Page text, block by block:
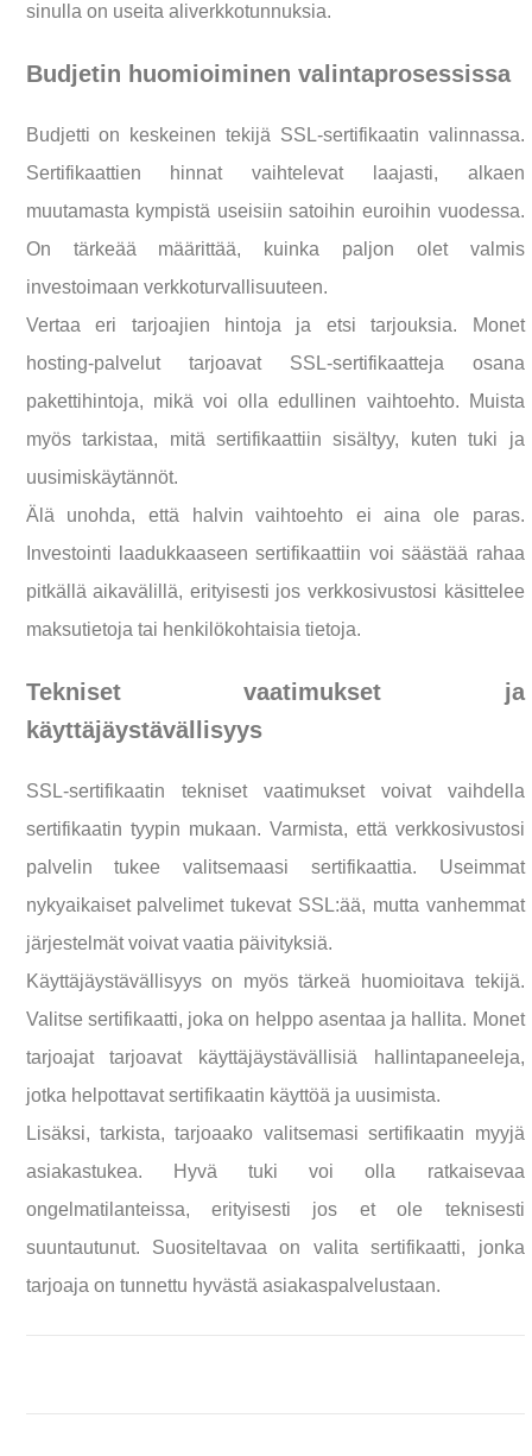
sinulla on useita aliverkkotunnuksia.
Budjetin huomioiminen valintaprosessissa
Budjetti on keskeinen tekijä SSL-sertifikaatin valinnassa.
Sertifikaattien hinnat vaihtelevat laajasti, alkaen
muutamasta kympistä useisiin satoihin euroihin vuodessa.
On tärkeää määrittää, kuinka paljon olet valmis
investoimaan verkkoturvallisuuteen.
Vertaa eri tarjoajien hintoja ja etsi tarjouksia. Monet
hosting-palvelut tarjoavat SSL-sertifikaatteja osana
pakettihintoja, mikä voi olla edullinen vaihtoehto. Muista
myös tarkistaa, mitä sertifikaattiin sisältyy, kuten tuki ja
uusimiskäytännöt.
Älä unohda, että halvin vaihtoehto ei aina ole paras.
Investointi laadukkaaseen sertifikaattiin voi säästää rahaa
pitkällä aikavälillä, erityisesti jos verkkosivustosi käsittelee
maksutietoja tai henkilökohtaisia tietoja.
Tekniset vaatimukset ja
käyttäjäystävällisyys
SSL-sertifikaatin tekniset vaatimukset voivat vaihdella
sertifikaatin tyypin mukaan. Varmista, että verkkosivustosi
palvelin tukee valitsemaasi sertifikaattia. Useimmat
nykyaikaiset palvelimet tukevat SSL:ää, mutta vanhemmat
järjestelmät voivat vaatia päivityksiä.
Käyttäjäystävällisyys on myös tärkeä huomioitava tekijä.
Valitse sertifikaatti, joka on helppo asentaa ja hallita. Monet
tarjoajat tarjoavat käyttäjäystävällisiä hallintapaneeleja,
jotka helpottavat sertifikaatin käyttöä ja uusimista.
Lisäksi, tarkista, tarjoaako valitsemasi sertifikaatin myyjä
asiakastukea. Hyvä tuki voi olla ratkaisevaa
ongelmatilanteissa, erityisesti jos et ole teknisesti
suuntautunut. Suositeltavaa on valita sertifikaatti, jonka
tarjoaja on tunnettu hyvästä asiakaspalvelustaan.